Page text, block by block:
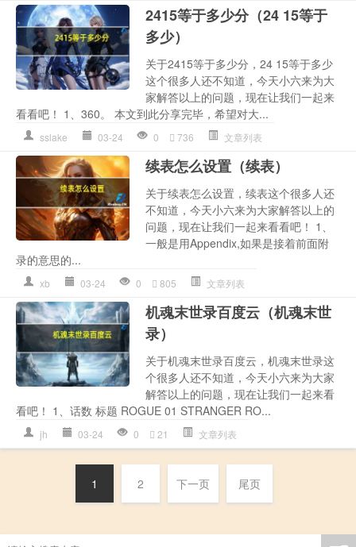
2415等于多少分（24 15等于
多少）
关于2415等于多少分，24 15等于多少
这个很多人还不知道，今天小六来为大
家解答以上的问题，现在让我们一起来
看看吧！ 1、360。 本文到此分享完毕，希望对大...
sslake 03-24 0 736 文章列表
续表怎么设置（续表）
关于续表怎么设置，续表这个很多人还
不知道，今天小六来为大家解答以上的
问题，现在让我们一起来看看吧！ 1、
一般是用Appendix,如果是接着前面附
录的意思的...
xb 03-24 0 805 文章列表
机魂末世录百度云（机魂末世
录）
关于机魂末世录百度云，机魂末世录这
个很多人还不知道，今天小六来为大家
解答以上的问题，现在让我们一起来看
看吧！ 1、话数 标题 ROGUE 01 STRANGER RO...
jh 03-24 0 21 文章列表
1 2 下一页 尾页